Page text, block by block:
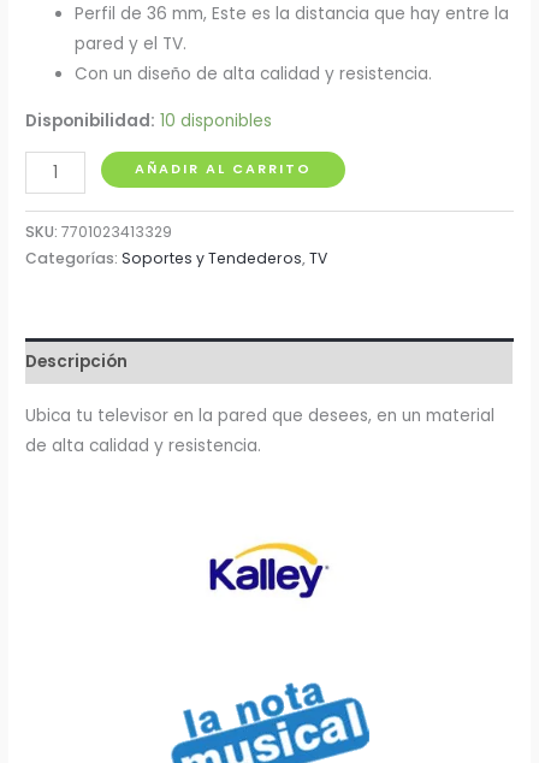
Perfil de 36 mm, Este es la distancia que hay entre la
pared y el TV.
Con un diseño de alta calidad y resistencia.
Disponibilidad: 10 disponibles
Soporte
Fijo
para
TV
32"
cantidad
AÑADIR AL CARRITO
SKU:7701023413329
Categorías:Soportes y Tendederos,TV
Descripción
Ubica tu televisor en la pared que desees, en un material
de alta calidad y resistencia.